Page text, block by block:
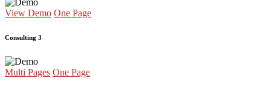
View Demo One Page
Consulting 3
Multi Pages One Page